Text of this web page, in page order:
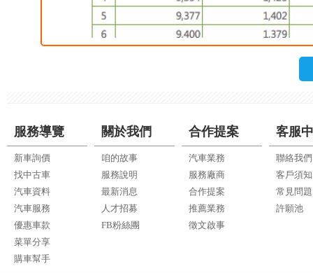
服務導覽
新車詢價
找中古車
汽車資料
汽車服務
優惠車款
菜單分享
購車幫手
關於我們
咱的故事
服務說明
最新消息
人才招募
FB粉絲團
合作提案
汽車業務
服務廠商
合作提案
推薦業務
徵文啟事
客服
聯絡我們
客戶須知
常見問題
許願池